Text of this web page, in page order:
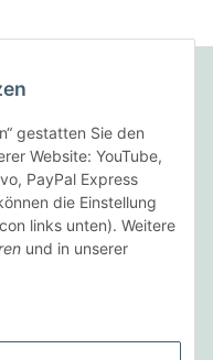
bieten wir an:
mit:
gestatten Sie den
Website: YouTube,
PayPal Express
die Einstellung
links unten). Weitere
und in unserer